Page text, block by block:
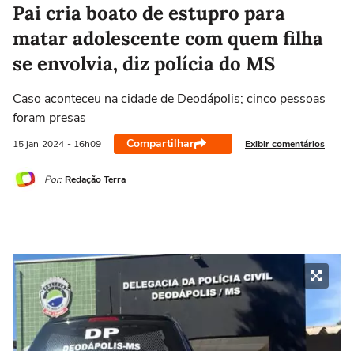
Pai cria boato de estupro para
matar adolescente com quem filha
se envolvia, diz polícia do MS
Caso aconteceu na cidade de Deodápolis; cinco pessoas
foram presas
15 jan 2024 - 16h09 Compartilhar Exibir comentários
Por: Redação Terra